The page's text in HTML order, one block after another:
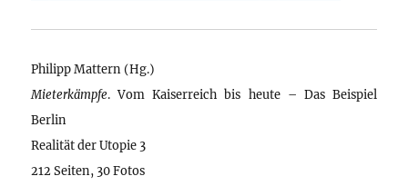
Philipp Mattern (Hg.)
Mieterkämpfe. Vom Kaiserreich bis heute – Das Beispiel
Berlin
Realität der Utopie 3
212 Seiten, 30 Fotos